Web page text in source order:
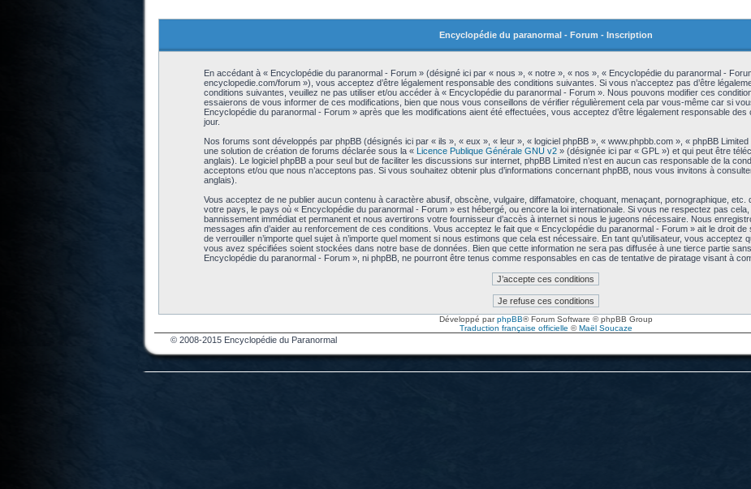
Encyclopédie du paranormal - Forum - Inscription
En accédant à « Encyclopédie du paranormal - Forum » (désigné ici par « nous », « notre », « nos », « Encyclopédie du paranormal -
encyclopedie.com/forum »), vous acceptez d’être légalement responsable des conditions suivantes. Si vous n’acceptez pas d’être
conditions suivantes, veuillez ne pas utiliser et/ou accéder à « Encyclopédie du paranormal - Forum ». Nous pouvons modifier ces
essaierons de vous informer de ces modifications, bien que nous vous conseillons de vérifier régulièrement cela par vous-même car si
Encyclopédie du paranormal - Forum » après que les modifications aient été effectuées, vous acceptez d’être légalement responsable
jour.
Nos forums sont développés par phpBB (désignés ici par « ils », « eux », « leur », « logiciel phpBB », « www.phpbb.com », « phpBB
une solution de création de forums déclarée sous la « Licence Publique Générale GNU v2 » (désignée ici par « GPL ») et qui peut être
anglais). Le logiciel phpBB a pour seul but de faciliter les discussions sur internet, phpBB Limited n’est en aucun cas responsable de la
acceptons et/ou que nous n’acceptons pas. Si vous souhaitez obtenir plus d’informations concernant phpBB, nous vous invitons à
anglais).
Vous acceptez de ne publier aucun contenu à caractère abusif, obscène, vulgaire, diffamatoire, choquant, menaçant, pornographique,
votre pays, le pays où « Encyclopédie du paranormal - Forum » est hébergé, ou encore la loi internationale. Si vous ne respectez pas
bannissement immédiat et permanent et nous avertirons votre fournisseur d’accès à internet si nous le jugeons nécessaire. Nous
messages afin d’aider au renforcement de ces conditions. Vous acceptez le fait que « Encyclopédie du paranormal - Forum » ait le droit de
de verrouiller n’importe quel sujet à n’importe quel moment si nous estimons que cela est nécessaire. En tant qu’utilisateur, vous acceptez
vous avez spécifiées soient stockées dans notre base de données. Bien que cette information ne sera pas diffusée à une tierce partie
Encyclopédie du paranormal - Forum », ni phpBB, ne pourront être tenus comme responsables en cas de tentative de piratage visant à
Développé parphpBB® Forum Software © phpBB Group
Traduction française officielle ©Maël Soucaze
© 2008-2015 Encyclopédie du Paranormal